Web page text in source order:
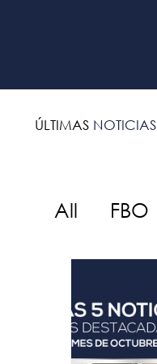
ÚLTIMAS NOTICIAS
All FBO